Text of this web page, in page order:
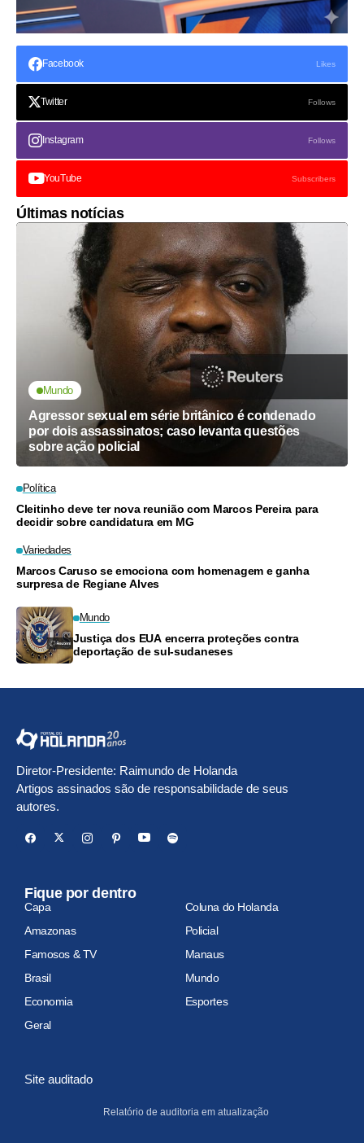
Facebook Likes
Twitter Follows
Instagram Follows
YouTube Subscribers
Últimas notícias
Mundo
Agressor sexual em série britânico é condenado
por dois assassinatos; caso levanta questões
sobre ação policial
Política
Cleitinho deve ter nova reunião com Marcos Pereira para
decidir sobre candidatura em MG
Variedades
Marcos Caruso se emociona com homenagem e ganha
surpresa de Regiane Alves
Mundo
Justiça dos EUA encerra proteções contra
deportação de sul-sudaneses
Diretor-Presidente: Raimundo de Holanda
Artigos assinados são de responsabilidade de seus
autores.
Fique por dentro
Capa
Coluna do Holanda
Amazonas
Policial
Famosos & TV
Manaus
Brasil
Mundo
Economia
Esportes
Geral
Site auditado
Relatório de auditoria em atualização